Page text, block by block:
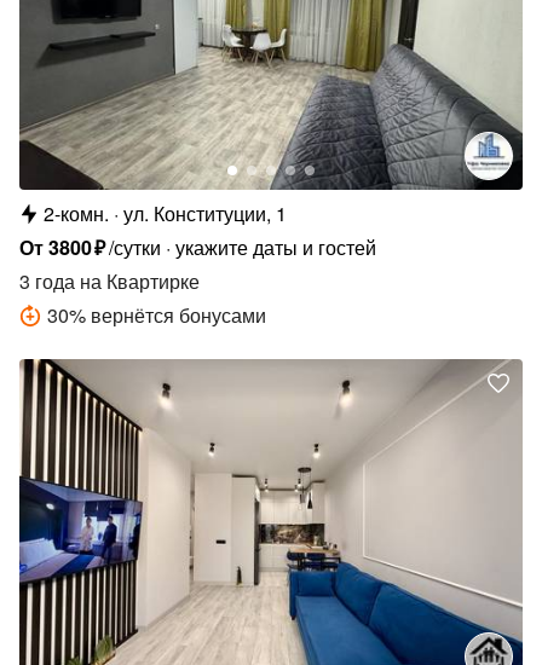
2-комн. ул. Конституции, 1
От3800₽/сутки укажите даты и гостей
3 года на Квартирке
30% вернётся бонусами